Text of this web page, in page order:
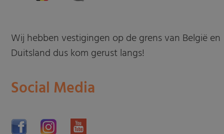
Wij hebben vestigingen op de grens van België en
Duitsland dus kom gerust langs!
Social Media